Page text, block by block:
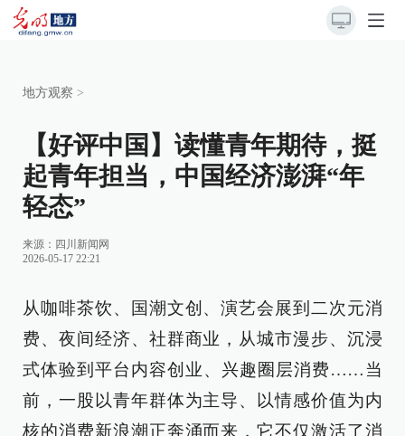
地方观察 >
【好评中国】读懂青年期待，挺
起青年担当，中国经济澎湃“年
轻态”
来源： 四川新闻网
2026-05-17 22:21
从咖啡茶饮、国潮文创、演艺会展到二次元消
费、夜间经济、社群商业，从城市漫步、沉浸
式体验到平台内容创业、兴趣圈层消费……当
前，一股以青年群体为主导、以情感价值为内
核的消费新浪潮正奔涌而来，它不仅激活了消